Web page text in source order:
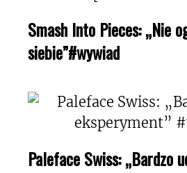
Smash Into Pieces: „Nie
siebie”#wywiad
Paleface Swiss: „Bardzo